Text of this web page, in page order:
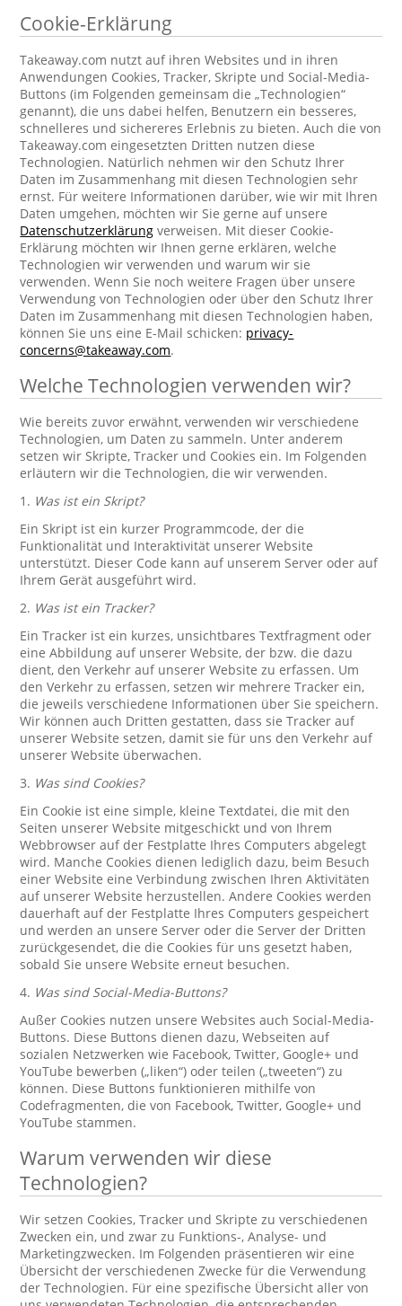
Cookie-Erklärung
Takeaway.com nutzt auf ihren Websites und in ihren
Anwendungen Cookies, Tracker, Skripte und Social-Media-
Buttons (im Folgenden gemeinsam die „Technologien“
genannt), die uns dabei helfen, Benutzern ein besseres,
schnelleres und sichereres Erlebnis zu bieten. Auch die von
Takeaway.com eingesetzten Dritten nutzen diese
Technologien. Natürlich nehmen wir den Schutz Ihrer
Daten im Zusammenhang mit diesen Technologien sehr
ernst. Für weitere Informationen darüber, wie wir mit Ihren
Daten umgehen, möchten wir Sie gerne auf unsere
Datenschutzerklärung verweisen. Mit dieser Cookie-
Erklärung möchten wir Ihnen gerne erklären, welche
Technologien wir verwenden und warum wir sie
verwenden. Wenn Sie noch weitere Fragen über unsere
Verwendung von Technologien oder über den Schutz Ihrer
Daten im Zusammenhang mit diesen Technologien haben,
können Sie uns eine E-Mail schicken: privacy-
concerns@takeaway.com.
Welche Technologien verwenden wir?
Wie bereits zuvor erwähnt, verwenden wir verschiedene
Technologien, um Daten zu sammeln. Unter anderem
setzen wir Skripte, Tracker und Cookies ein. Im Folgenden
erläutern wir die Technologien, die wir verwenden.
1. Was ist ein Skript?
Ein Skript ist ein kurzer Programmcode, der die
Funktionalität und Interaktivität unserer Website
unterstützt. Dieser Code kann auf unserem Server oder auf
Ihrem Gerät ausgeführt wird.
2. Was ist ein Tracker?
Ein Tracker ist ein kurzes, unsichtbares Textfragment oder
eine Abbildung auf unserer Website, der bzw. die dazu
dient, den Verkehr auf unserer Website zu erfassen. Um
den Verkehr zu erfassen, setzen wir mehrere Tracker ein,
die jeweils verschiedene Informationen über Sie speichern.
Wir können auch Dritten gestatten, dass sie Tracker auf
unserer Website setzen, damit sie für uns den Verkehr auf
unserer Website überwachen.
3. Was sind Cookies?
Ein Cookie ist eine simple, kleine Textdatei, die mit den
Seiten unserer Website mitgeschickt und von Ihrem
Webbrowser auf der Festplatte Ihres Computers abgelegt
wird. Manche Cookies dienen lediglich dazu, beim Besuch
einer Website eine Verbindung zwischen Ihren Aktivitäten
auf unserer Website herzustellen. Andere Cookies werden
dauerhaft auf der Festplatte Ihres Computers gespeichert
und werden an unsere Server oder die Server der Dritten
zurückgesendet, die die Cookies für uns gesetzt haben,
sobald Sie unsere Website erneut besuchen.
4. Was sind Social-Media-Buttons?
Außer Cookies nutzen unsere Websites auch Social-Media-
Buttons. Diese Buttons dienen dazu, Webseiten auf
sozialen Netzwerken wie Facebook, Twitter, Google+ und
YouTube bewerben („liken“) oder teilen („tweeten“) zu
können. Diese Buttons funktionieren mithilfe von
Codefragmenten, die von Facebook, Twitter, Google+ und
YouTube stammen.
Warum verwenden wir diese
Technologien?
Wir setzen Cookies, Tracker und Skripte zu verschiedenen
Zwecken ein, und zwar zu Funktions-, Analyse- und
Marketingzwecken. Im Folgenden präsentieren wir eine
Übersicht der verschiedenen Zwecke für die Verwendung
der Technologien. Für eine spezifische Übersicht aller von